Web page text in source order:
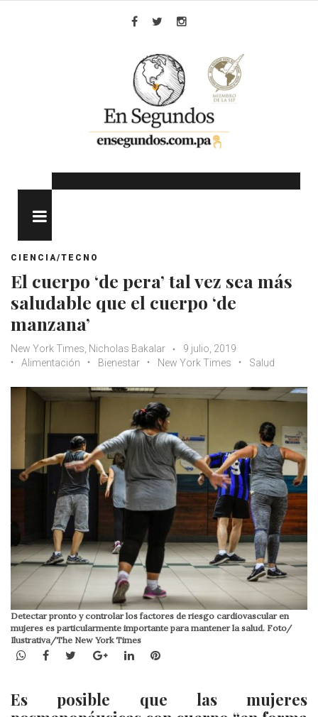
CIENCIA/TECNO
El cuerpo ‘de pera’ tal vez sea más
saludable que el cuerpo ‘de
manzana’
New York Times, Nicholas Bakalar
9 julio, 2019
Alimentación
Bienestar New York Times Salud
Detectar pronto y controlar los factores de riesgo cardiovascular en
mujeres es particularmente importante para mantener la salud. Foto/
Ilustrativa/The New York Times
WhatsApp
Facebook
TwitterGoogle+LinkedInPinterest
Es posible que las mujeres